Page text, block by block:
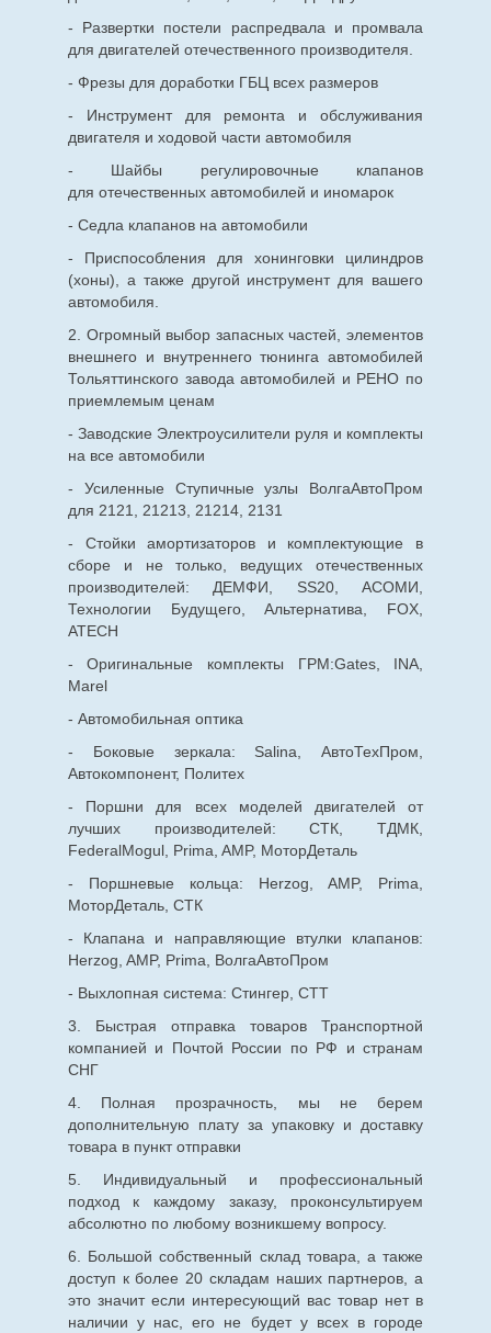
- Развертки постели распредвала и промвала
для двигателей отечественного производителя.
- Фрезы для доработки ГБЦ всех размеров
- Инструмент для ремонта и обслуживания
двигателя и ходовой части автомобиля
- Шайбы регулировочные клапанов
для отечественныхавтомобилей и иномарок
- Седла клапанов на автомобили
- Приспособления для хонинговки цилиндров
(хоны), а также другой инструмент для вашего
автомобиля.
2. Огромный выбор запасных частей, элементов
внешнего и внутреннего тюнинга автомобилей
Тольяттинского завода автомобилей и РЕНО по
приемлемым ценам
- Заводские Электроусилители руля и комплекты
на все автомобили
- Усиленные Ступичные узлы ВолгаАвтоПром
для 2121, 21213, 21214, 2131
- Стойки амортизаторов и комплектующие в
сборе и не только, ведущих отечественных
производителей: ДЕМФИ, SS20, АСОМИ,
Технологии Будущего, Альтернатива, FOX,
ATECH
- Оригинальные комплекты ГРМ:Gates, INA,
Marel
- Автомобильная оптика
- Боковые зеркала: Salina, АвтоТехПром,
Автокомпонент, Политех
- Поршни для всех моделей двигателей от
лучших производителей: СТК, ТДМК,
FederalMogul, Prima, AMP, МоторДеталь
- Поршневые кольца: Herzog, AMP, Prima,
МоторДеталь, СТК
- Клапана и направляющие втулки клапанов:
Herzog, AMP, Prima, ВолгаАвтоПром
- Выхлопная система: Стингер, СТТ
3. Быстрая отправка товаров Транспортной
компанией и Почтой России по РФ и странам
СНГ
4. Полная прозрачность, мы не берем
дополнительную плату за упаковку и доставку
товара в пункт отправки
5. Индивидуальный и профессиональный
подход к каждому заказу, проконсультируем
абсолютно по любому возникшему вопросу.
6. Большой собственный склад товара, а также
доступ к более 20 складам наших партнеров, а
это значит если интересующий вас товар нет в
наличии у нас, его не будет у всех в городе